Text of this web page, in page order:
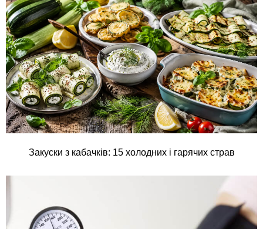
Закуски з кабачків: 15 холодних і гарячих страв